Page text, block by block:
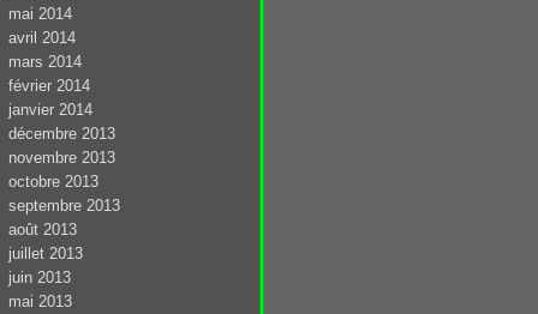
mai 2014
avril 2014
mars 2014
février 2014
janvier 2014
décembre 2013
novembre 2013
octobre 2013
septembre 2013
août 2013
juillet 2013
juin 2013
mai 2013